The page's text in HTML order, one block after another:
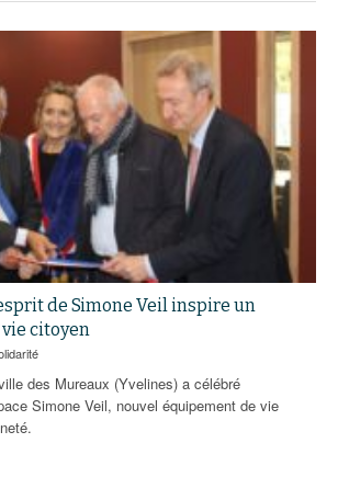
de Simone Veil inspire un
citoyen
des Mureaux (Yvelines) a célébré
Simone Veil, nouvel équipement de vie